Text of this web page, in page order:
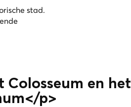
stad.
Colosseum en het
p>